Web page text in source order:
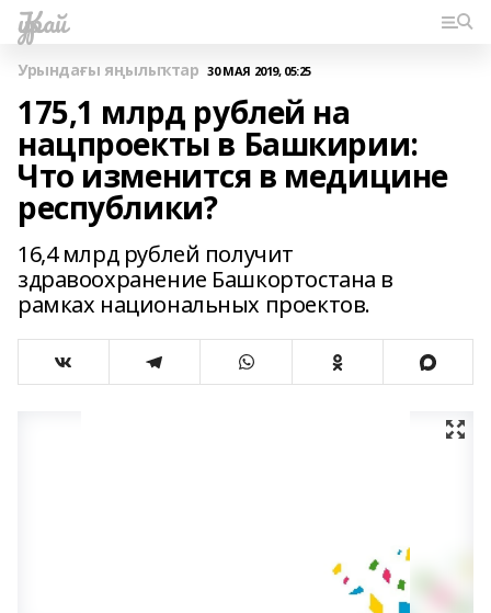
Ҡурай
Урындағы яңылыҡтар 30 МАЯ 2019, 05:25
175,1 млрд рублей на
нацпроекты в Башкирии:
Что изменится в медицине
республики?
16,4 млрд рублей получит
здравоохранение Башкортостана в
рамках национальных проектов.